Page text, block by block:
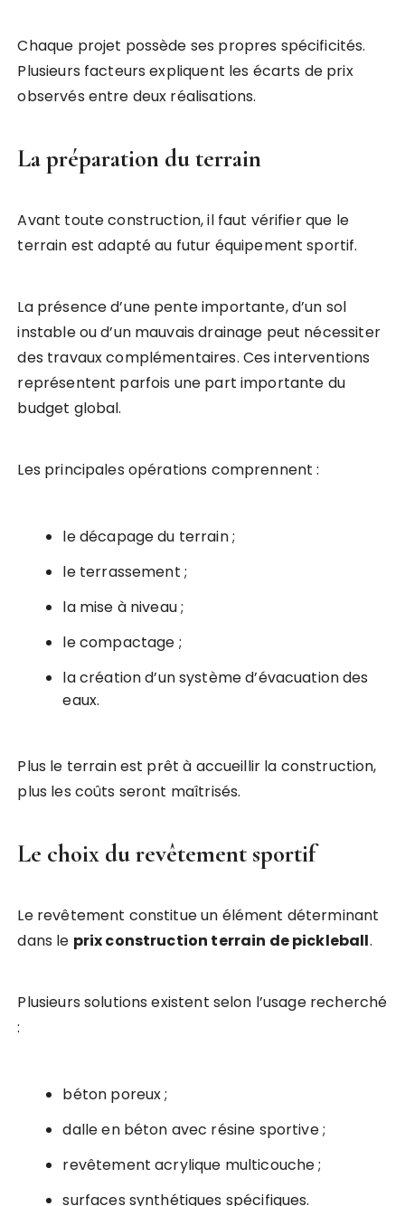
Chaque projet possède ses propres spécificités.
Plusieurs facteurs expliquent les écarts de prix
observés entre deux réalisations.
La préparation du terrain
Avant toute construction, il faut vérifier que le
terrain est adapté au futur équipement sportif.
La présence d’une pente importante, d’un sol
instable ou d’un mauvais drainage peut nécessiter
des travaux complémentaires. Ces interventions
représentent parfois une part importante du
budget global.
Les principales opérations comprennent :
le décapage du terrain ;
le terrassement ;
la mise à niveau ;
le compactage ;
la création d’un système d’évacuation des
eaux.
Plus le terrain est prêt à accueillir la construction,
plus les coûts seront maîtrisés.
Le choix du revêtement sportif
Le revêtement constitue un élément déterminant
dans le prix construction terrain de pickleball.
Plusieurs solutions existent selon l’usage recherché
:
béton poreux ;
dalle en béton avec résine sportive ;
revêtement acrylique multicouche ;
surfaces synthétiques spécifiques.